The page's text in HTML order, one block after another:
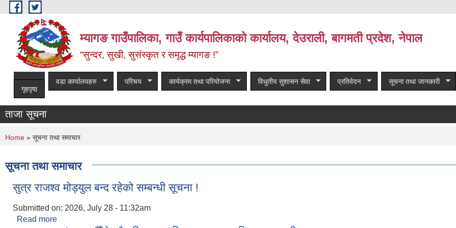
Skip to main content
म्यागङ गाउँपालिका, गाउँ कार्यपालिकाको कार्यालय, देउराली, बागमती प्रदेश, नेपाल
“सुन्दर, सुखी, सुसंस्कृत र समृद्ध म्यागङ !”
गृहपृष्ठ
वडा कार्यालयहरु परिचय कार्यक्रम तथा परियोजना विधुतीय सुशासन सेवा प्रतिवेदन सूचना तथा जानकारी
ताजा सूचना
You are here
Home » सूचना तथा समाचार
सूचना तथा समाचार
सुत्र राजश्व मोड्युल बन्द रहेको सम्बन्धी सूचना !
Submitted on: 2026, July 28 - 11:32am
Read more